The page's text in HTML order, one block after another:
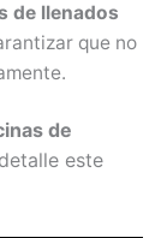
de llenados
que no
de
este